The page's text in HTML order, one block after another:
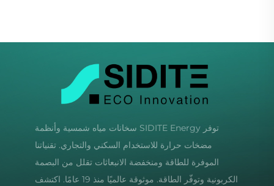
توفر SIDITE Energy سخانات مياه شمسية وأنظمة
مضخات حرارة للاستخدام السكني والتجاري. تقنياتنا
الموفرة للطاقة ومنخفضة الانبعاثات تقلل من البصمة
الكربونية وتوفّر الطاقة. موثوقة عالميًا منذ 19 عامًا. اكتشف